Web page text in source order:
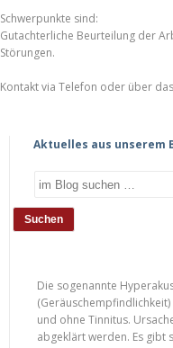
Schwerpunkte sind:
Gutachterliche Beurteilung der
Störungen.
Kontakt via Telefon oder über
Aktuelles aus unserem
Die sogenannte
und ohne Tinnitus.
abgeklärt werden. Es gibt